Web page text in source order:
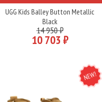
UGG Kids Balley Button Metallic
Black
14 950 ₽
10 703 ₽
NEW